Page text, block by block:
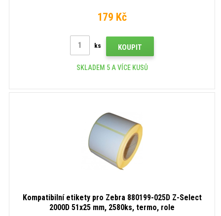
179 Kč
ks KOUPIT
SKLADEM 5 A VÍCE KUSŮ
Kompatibilní etikety pro Zebra 880199-025D Z-Select
2000D 51x25 mm, 2580ks, termo, role